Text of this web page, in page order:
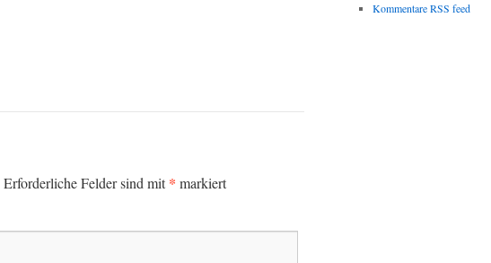
Erforderliche Felder sind mit* markiert
Kommentare RSS feed